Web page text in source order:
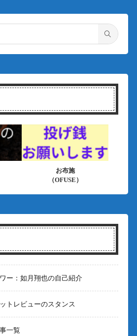
お布施
（OFUSE）
ー：如月翔也の自己紹介
トレビューのスタンス
一覧